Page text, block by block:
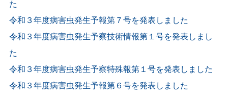
た
令和３年度病害虫発生予報第７号を発表しました
令和３年度病害虫発生予察技術情報第１号を発表しまし
た
令和３年度病害虫発生予察特殊報第１号を発表しました
令和３年度病害虫発生予報第６号を発表しました